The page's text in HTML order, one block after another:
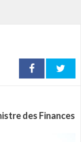
des Finances